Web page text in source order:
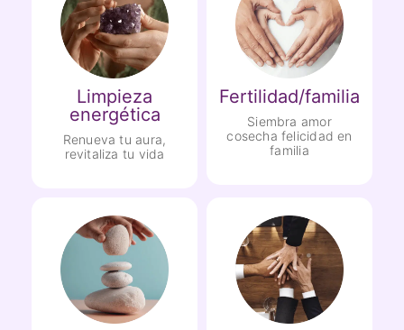
Limpieza
energética
Renueva tu aura,
revitaliza tu vida
Fertilidad/familia
Siembra amor
cosecha felicidad en
familia